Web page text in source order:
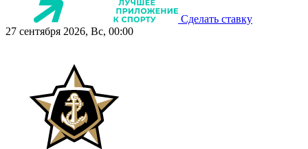
Сделать ставку
27 сентября 2026, Вс, 00:00